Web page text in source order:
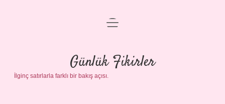
Anasayfa
Gizlilik Politikası
Yasal Uyarı
menüyü
Günlük Fikirler
İlginç satırlarla farklı bir bakış açısı.